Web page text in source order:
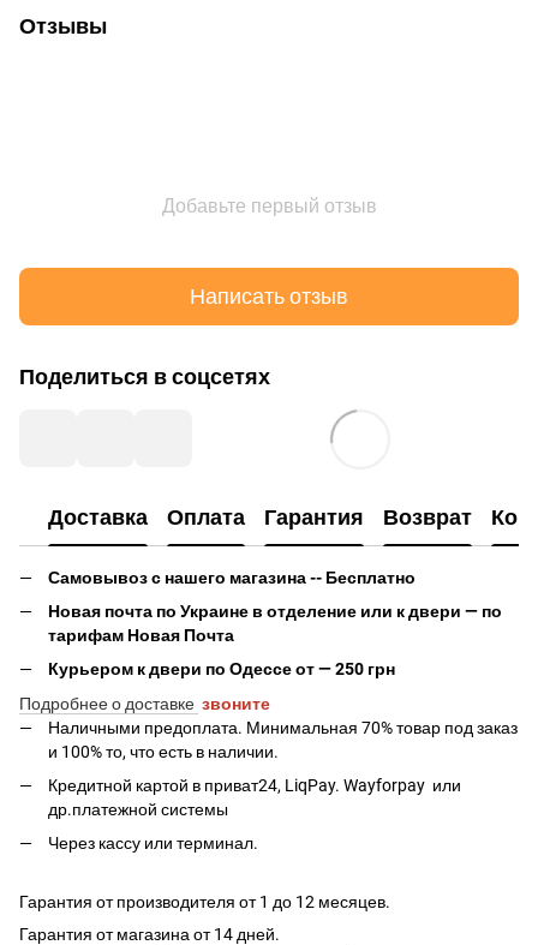
Отзывы
Добавьте первый отзыв
Написать отзыв
Поделиться в соцсетях
Доставка Оплата Гарантия Возврат
Самовывоз с нашего магазина -- Бесплатно
Новая почта по Украине в отделение или к двери — по
тарифам Новая Почта
Курьером к двери по Одессе от — 250 грн
Подробнее о доставке звоните
Наличными предоплата. Минимальная 70% товар под заказ
и 100% то, что есть в наличии.
Кредитной картой в приват24, LiqPay. Wayforpay или
др.платежной системы
Через кассу или терминал.
Гарантия от производителя от 1 до 12 месяцев.
Гарантия от магазина от 14 дней.